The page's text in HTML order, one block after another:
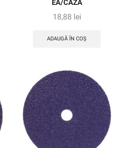
EA/CAZĂ
18,88 lei
ADAUGĂ ÎN COȘ